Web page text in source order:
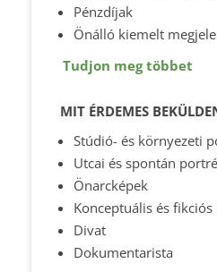
Pénzdíjak
Önálló kiemelt
Tudjon meg többet
MIT ÉRDEMES
Stúdió- és környezeti
Utcai és spontán
Önarcképek
Konceptuális és
Divat
Dokumentarista